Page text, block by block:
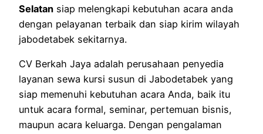
Selatan siap melengkapi kebutuhan acara anda
dengan pelayanan terbaik dan siap kirim wilayah
jabodetabek sekitarnya.
CV Berkah Jaya adalah perusahaan penyedia
layanan sewa kursi susun di Jabodetabek yang
siap memenuhi kebutuhan acara Anda, baik itu
untuk acara formal, seminar, pertemuan bisnis,
maupun acara keluarga. Dengan pengalaman